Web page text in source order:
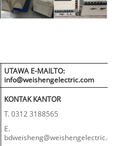
UTAWA E-MAILTO:
info@weishengelectric.com
KONTAK KANTOR
T. 0312 3188565
E.
bdweisheng@weishengelectric.com